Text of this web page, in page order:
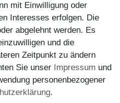
mit Einwilligung oder
Interesses erfolgen. Die
abgelehnt werden. Es
und die
Zeitpunkt zu ändern
Sie unser Impressum und
personenbezogener
.